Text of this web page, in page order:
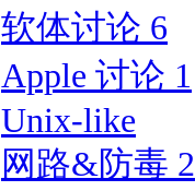
软体讨论 6
Apple 讨论 1
Unix-like
网路&防毒 2